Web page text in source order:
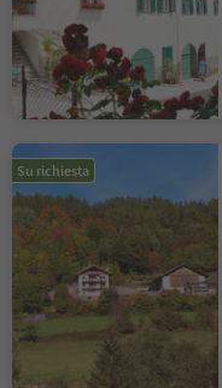
Su richiesta